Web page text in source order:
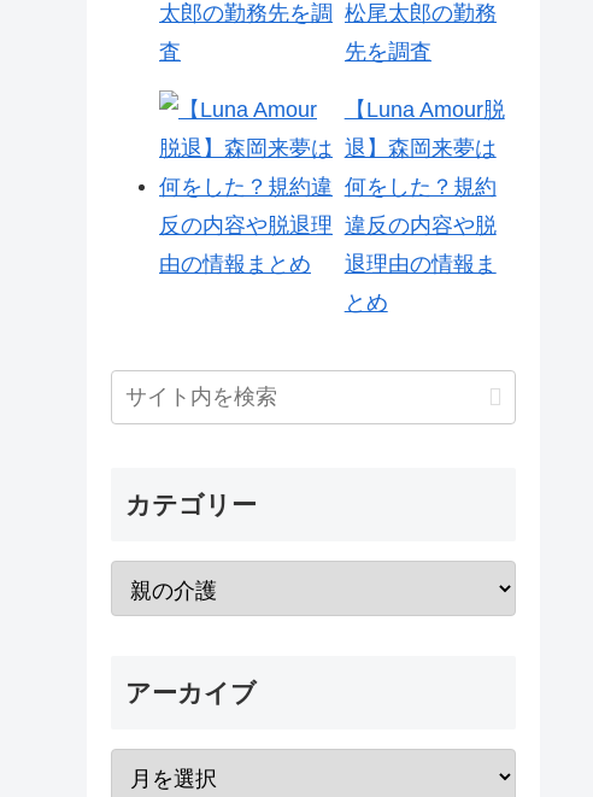
松尾太郎の勤務
先を調査
【Luna Amour脱
退】森岡来夢は
何をした？規約
違反の内容や脱
退理由の情報ま
とめ
カテゴリー
アーカイブ